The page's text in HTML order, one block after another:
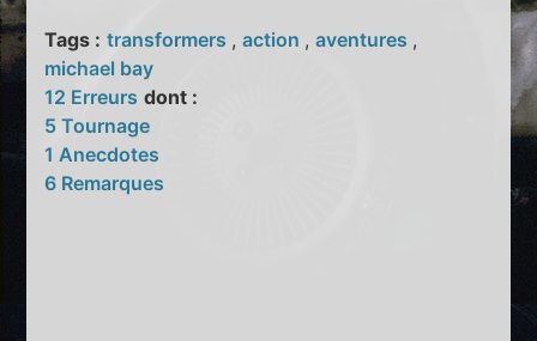
Tags : transformers ,action ,aventures ,
michael bay
12 Erreurs dont :
5 Tournage
1 Anecdotes
6 Remarques